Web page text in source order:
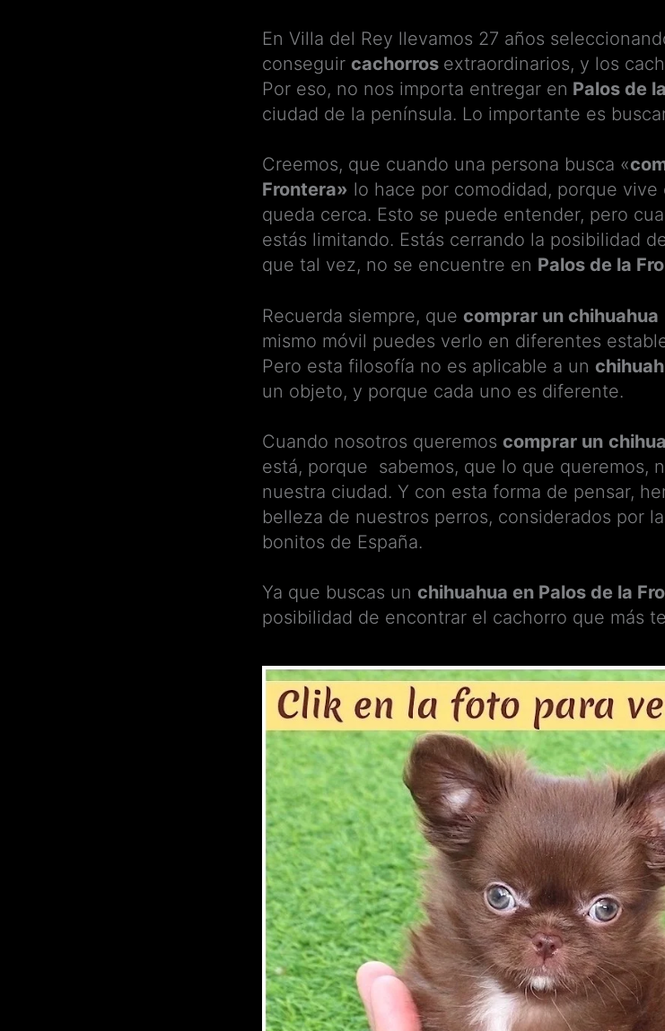
En Villa del Rey llevamos 27 años
conseguir cachorros extraordinarios, y los
Por eso, no nos importa entregar en Palos de
ciudad de la península. Lo importante es
Creemos, que cuando una persona busca «
Frontera» lo hace por comodidad, porque vive
queda cerca. Esto se puede entender, pero
estás limitando. Estás cerrando la posibilidad
que tal vez, no se encuentre en Palos de la
Recuerda siempre, que comprar un chihuahua
mismo móvil puedes verlo en diferentes
Pero esta filosofía no es aplicable a un
un objeto, y porque cada uno es diferente.
Cuando nosotros queremos comprar un
está, porque sabemos, que lo que queremos,
nuestra ciudad. Y con esta forma de pensar,
belleza de nuestros perros, considerados por
bonitos de España.
Ya que buscas un chihuahua en Palos de la
posibilidad de encontrar el cachorro que más